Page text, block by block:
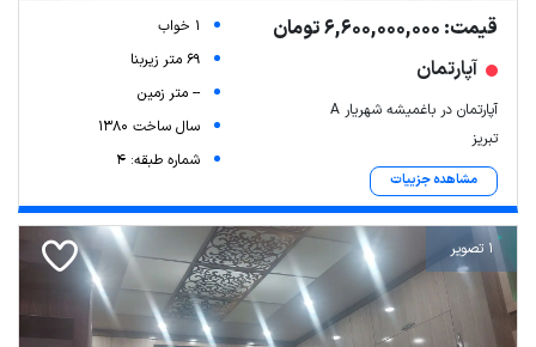
قیمت: 6,600,000,000 تومان
آپارتمان
آپارتمان در باغمیشه شهریار A
تبریز
مشاهده جزییات
1 خواب
69 متر زیربنا
-- متر زمین
سال ساخت 1380
شماره طبقه: 4
1 تصویر